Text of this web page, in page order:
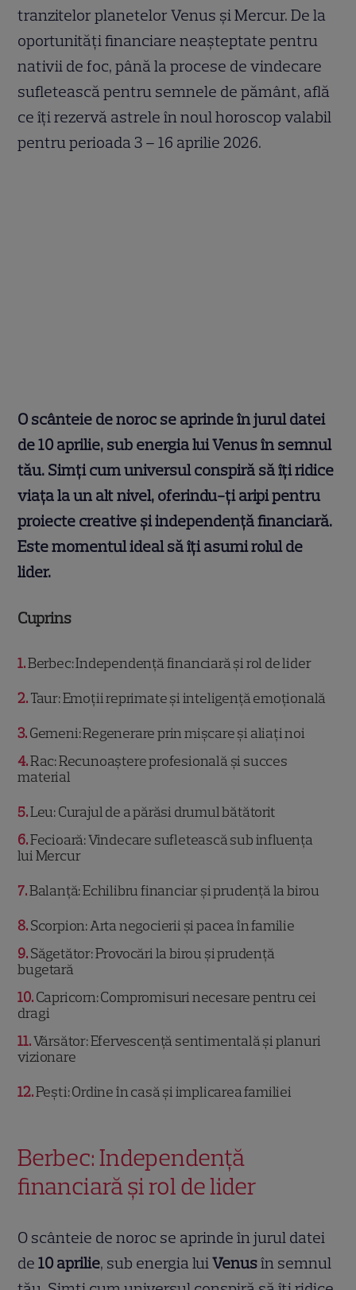
tranzitelor planetelor Venus și Mercur. De la
oportunități financiare neașteptate pentru
nativii de foc, până la procese de vindecare
sufletească pentru semnele de pământ, află
ce îți rezervă astrele în noul horoscop valabil
pentru perioada 3 – 16 aprilie 2026.
O scânteie de noroc se aprinde în jurul datei
de 10 aprilie, sub energia lui Venus în semnul
tău. Simți cum universul conspiră să îți ridice
viața la un alt nivel, oferindu-ți aripi pentru
proiecte creative și independență financiară.
Este momentul ideal să îți asumi rolul de
lider.
Cuprins
1 Berbec: Independență financiară și rol de lider
2 Taur: Emoții reprimate și inteligență emoțională
3 Gemeni: Regenerare prin mișcare și aliați noi
4 Rac: Recunoaștere profesională și succes
material
5 Leu: Curajul de a părăsi drumul bătătorit
6 Fecioară: Vindecare sufletească sub influența
lui Mercur
7 Balanță: Echilibru financiar și prudență la birou
8 Scorpion: Arta negocierii și pacea în familie
9 Săgetător: Provocări la birou și prudență
bugetară
10Capricorn: Compromisuri necesare pentru cei
dragi
11Vărsător: Efervescență sentimentală și planuri
vizionare
12Pești: Ordine în casă și implicarea familiei
Berbec: Independență
financiară și rol de lider
O scânteie de noroc se aprinde în jurul datei
de10 aprilie, sub energia luiVenusîn semnul